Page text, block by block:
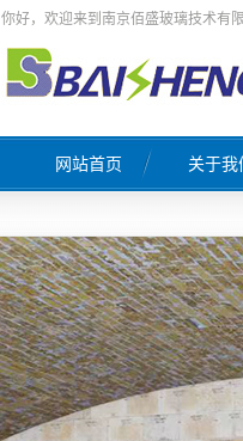
你好，欢迎来到南京佰盛玻璃技术有
网站首页 关于我
荣誉
企业
联系
营业